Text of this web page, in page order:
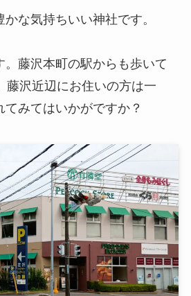
な気持ちいい神社です。
。藤沢本町の駅からも歩いて
藤沢近辺にお住いの方は一
みてはいかがですか？